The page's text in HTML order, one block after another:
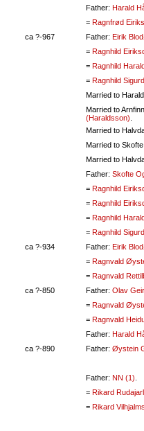
Father: Harald
= Ragnfrød
ca ?-967 Father: Eirik
= Ragnhild
= Ragnhild
= Ragnhild
Married to
Married to
(Haraldsson)
Married to
Married to
Married to
Father: Skofte
= Ragnhild
= Ragnhild
= Ragnhild
= Ragnhild
ca ?-934 Father: Eirik
= Ragnvald
= Ragnvald
ca ?-850 Father: Olav
= Ragnvald
= Ragnvald
Father: Harald
ca ?-890 Father: Øystein
Father: NN (1)
= Rikard
= Rikard